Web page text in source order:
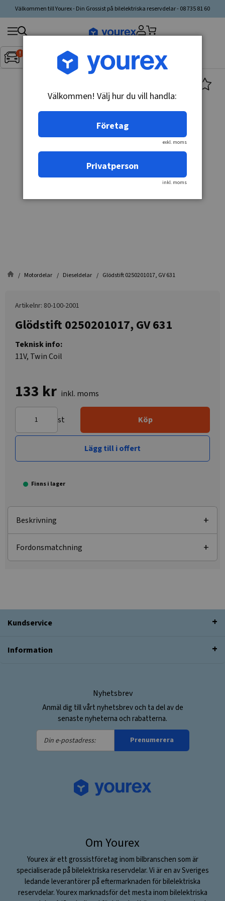
Välkommen till Yourex - Din Grossist på bilelektriska reservdelar - 08 735 81 60
Inget fordon valt▼
Sök
produkt,
tillverkare,
Motordelar Dieseldelar Glödstift 0250201017, GV 631
Artikelnr: 80-100-2001
Glödstift 0250201017, GV 631
Teknisk info:
11V, Twin Coil
133 kr inkl. moms
st Köp
Lägg till i offert
Finns i lager
Beskrivning
Fordonsmatchning
Kundservice
Information
Nyhetsbrev
Anmäl dig till vårt nyhetsbrev och ta del av de
senaste nyheterna och rabatterna.
Din
e-
Prenumerera
Om Yourex
Yourex är ett grossistföretag inom bilbranschen som är
specialiserade på bilelektriska reservdelar. Vi är en av Sveriges
ledande leverantörer på eftermarknaden för bilelektriska
reservdelar. Yourex marknadsför det mesta inom bilelektriska
Välkommen! Välj hur du vill handla:
Företag
exkl. moms
Privatperson
inkl. moms